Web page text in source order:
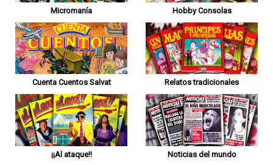
Micromanía Hobby Consolas
Cuenta Cuentos Salvat Relatos tradicionales
¡¡Al ataque!! Noticias del mundo